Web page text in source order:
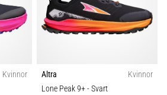
Kvinnor
Altra
Kvinnor
Lone Peak 9+- Svart